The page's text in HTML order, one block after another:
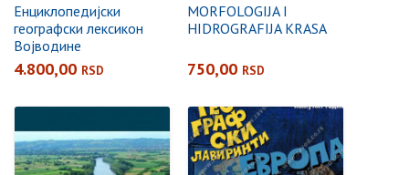
Енциклопедијски
географски лексикон
Војводине
4.800,00 RSD
MORFOLOGIJA I
HIDROGRAFIJA KRASA
750,00 RSD